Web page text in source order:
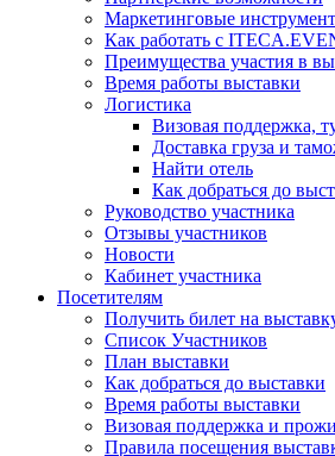
Маркетинговые
Как работать с
Преимущества участия в
Время работы выставки
Логистика
Визовая поддержка,
Доставка груза и
Найти отель
Как добраться до
Руководство участника
Отзывы участников
Новости
Кабинет участника
Посетителям
Получить билет на
Список Участников
План выставки
Как добраться до выставки
Время работы выставки
Визовая поддержка и
Правила посещения